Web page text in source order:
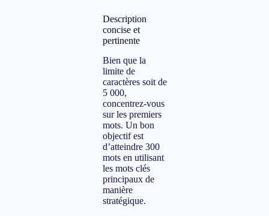
Description
concise et
pertinente
Bien que la
limite de
caractères soit de
5 000,
concentrez-vous
sur les premiers
mots. Un bon
objectif est
d’atteindre 300
mots en utilisant
les mots clés
principaux de
manière
stratégique.